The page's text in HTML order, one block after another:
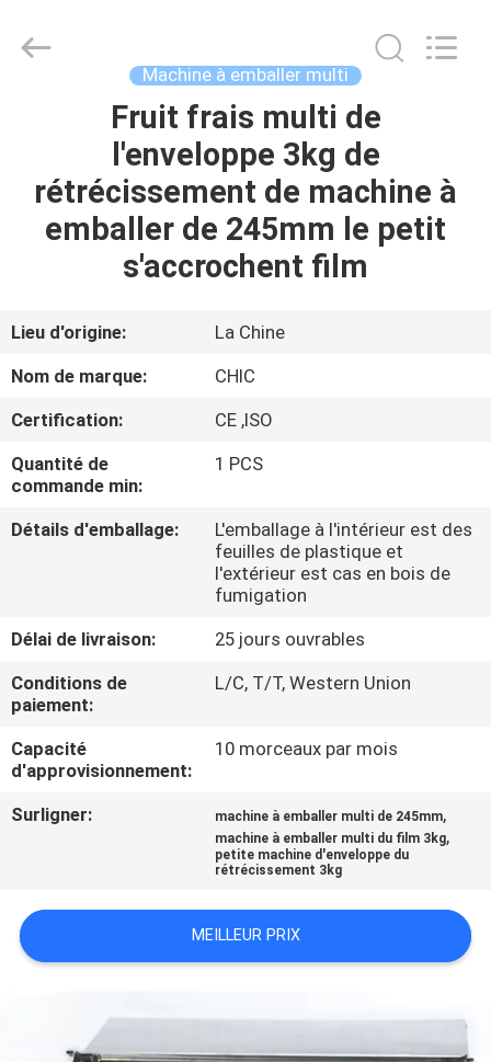
ACCUEIL
PRODUITS
DE
NOUS
VISITE
DE
L'USINE
CONTACTEZ-
NOUS
AFFAIRES
DEMANDEZ
UN DEVIS
Machinery
Machine à emballer multi
Fruit frais multi de
l'enveloppe 3kg de
rétrécissement de machine à
emballer de 245mm le petit
s'accrochent film
Lieu d'origine:
La Chine
Nom de marque:
CHIC
Certification:
CE ,ISO
Quantité de
commande min:
1 PCS
Détails d'emballage:
L'emballage à l'intérieur est des
feuilles de plastique et
l'extérieur est cas en bois de
fumigation
Délai de livraison:
25 jours ouvrables
Conditions de
paiement:
L/C, T/T, Western Union
Capacité
d'approvisionnement:
10 morceaux par mois
Surligner: machine à emballer multi de 245mm,
machine à emballer multi du film 3kg,
petite machine d'enveloppe du
rétrécissement 3kg
MEILLEUR PRIX